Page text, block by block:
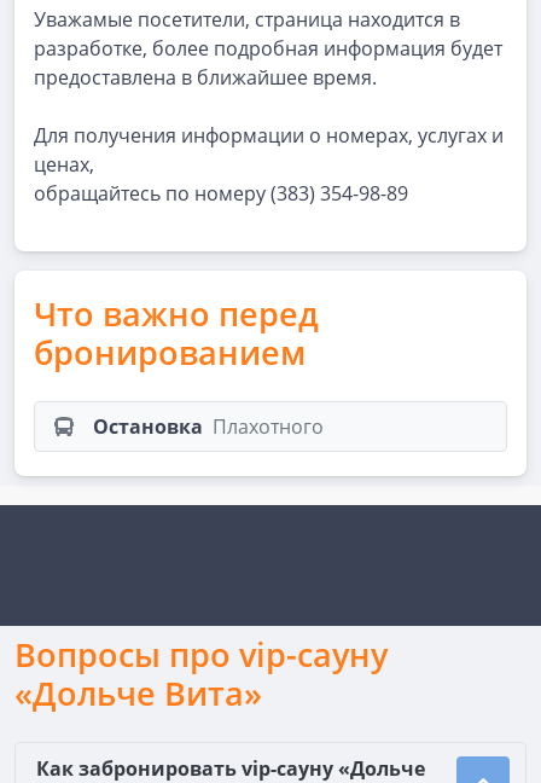
Уважамые посетители, страница находится в
разработке, более подробная информация будет
предоставлена в ближайшее время.
Для получения информации о номерах, услугах и
ценах,
обращайтесь по номеру (383) 354-98-89
Что важно перед
бронированием
Остановка Плахотного
Вопросы про vip-сауну
«Дольче Вита»
Как забронировать vip-сауну «Дольче